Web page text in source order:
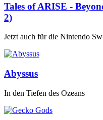
Tales of ARISE -
2)
Jetzt auch für die Nintendo
Abyssus
In den Tiefen des Ozeans